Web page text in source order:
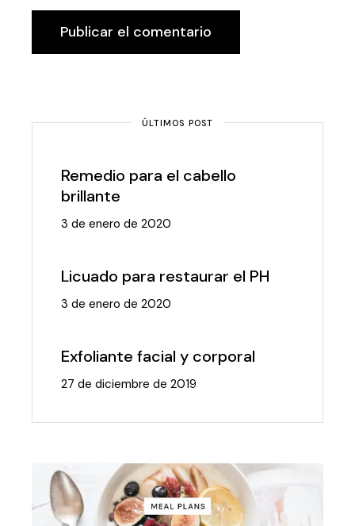
Publicar el comentario
ÚLTIMOS POST
Remedio para el cabello
brillante
3 de enero de 2020
Licuado para restaurar el PH
3 de enero de 2020
Exfoliante facial y corporal
27 de diciembre de 2019